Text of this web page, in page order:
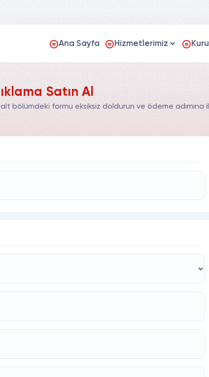
Ana Sayfa Hizmetlerimiz
Satın Al
bölümdeki formu eksiksiz doldurun ve ödeme adımına